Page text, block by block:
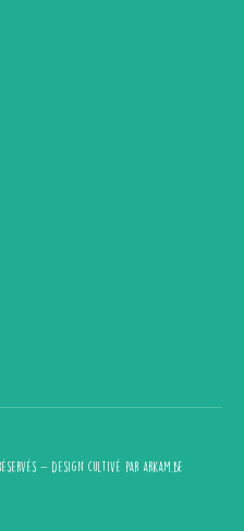
- design cultivé par arkam.be